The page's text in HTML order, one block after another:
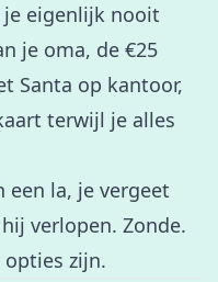
eigenlijk nooit
je oma, de €25
Santa op kantoor,
terwijl je alles
een la, je vergeet
verlopen. Zonde.
opties zijn.